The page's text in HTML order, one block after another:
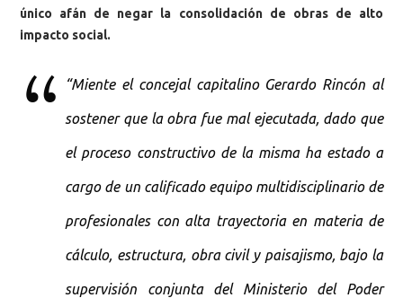
único afán de negar la consolidación de obras de alto
impacto social.
“Miente el concejal capitalino Gerardo Rincón al
sostener que la obra fue mal ejecutada, dado que
el proceso constructivo de la misma ha estado a
cargo de un calificado equipo multidisciplinario de
profesionales con alta trayectoria en materia de
cálculo, estructura, obra civil y paisajismo, bajo la
supervisión conjunta del Ministerio del Poder